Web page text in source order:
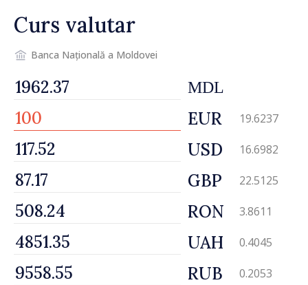
Curs valutar
Banca Națională a Moldovei
MDL
EUR 19.6237
USD 16.6982
GBP 22.5125
RON 3.8611
UAH 0.4045
RUB 0.2053